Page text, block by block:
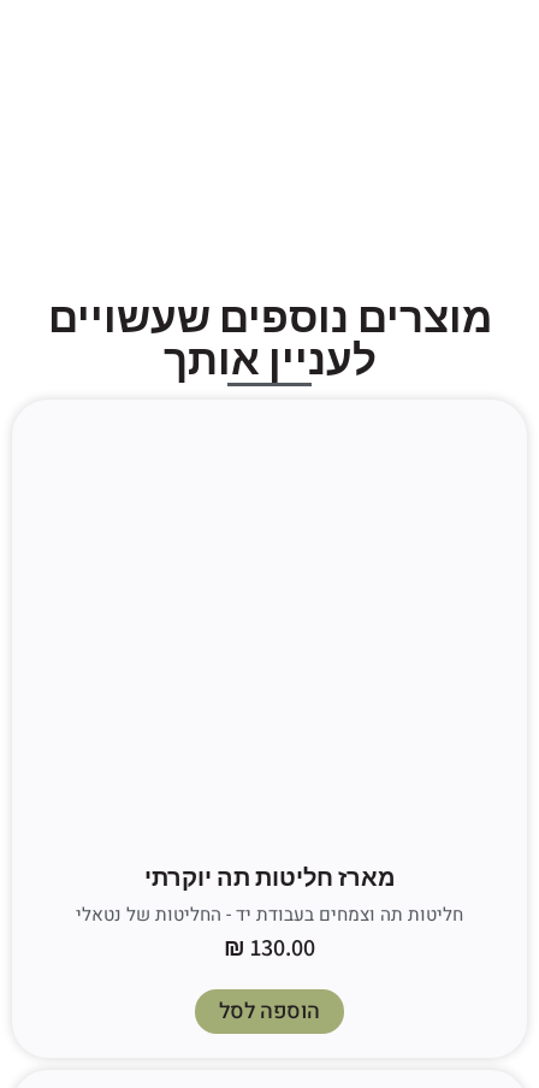
מוצרים נוספים שעשויים
לעניין אותך
מארז חליטות תה יוקרתי
חליטות תה וצמחים בעבודת יד - החליטות של נטאלי
₪ 130.00
הוספה לסל